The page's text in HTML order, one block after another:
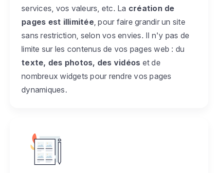
services, vos valeurs, etc. La création de
pages est illimitée, pour faire grandir un site
sans restriction, selon vos envies. Il n'y pas de
limite sur les contenus de vos pages web : du
texte, des photos, des vidéos et de
nombreux widgets pour rendre vos pages
dynamiques.